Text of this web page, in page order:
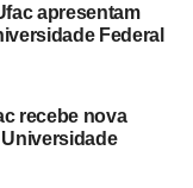
apresentam
Federal
recebe nova